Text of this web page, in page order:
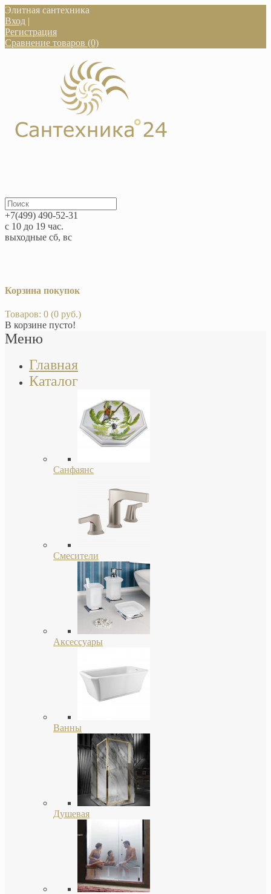
Элитная сантехника
Вход |
Регистрация
Сравнение товаров (0)
+7(499) 490-52-31
с 10 до 19 час.
выходные сб, вс
Корзина покупок
Товаров: 0 (0 руб.)
В корзине пусто!
Меню
Главная
Каталог
Санфаянс
Смесители
Аксессуары
Ванны
Душевая